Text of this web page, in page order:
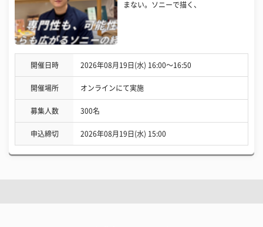
まない。ソニーで描く、
開催日時 2026年08月19日(水) 16:00〜16:50
開催場所 オンラインにて実施
募集人数 300名
申込締切 2026年08月19日(水) 15:00